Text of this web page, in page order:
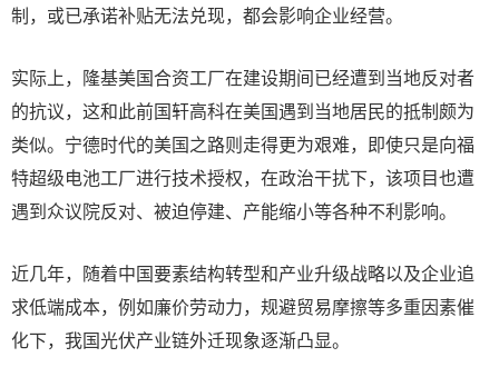
制，或已承诺补贴无法兑现，都会影响企业经营。
实际上，隆基美国合资工厂在建设期间已经遭到当地反对者
的抗议，这和此前国轩高科在美国遇到当地居民的抵制颇为
类似。宁德时代的美国之路则走得更为艰难，即使只是向福
特超级电池工厂进行技术授权，在政治干扰下，该项目也遭
遇到众议院反对、被迫停建、产能缩小等各种不利影响。
近几年，随着中国要素结构转型和产业升级战略以及企业追
求低端成本，例如廉价劳动力，规避贸易摩擦等多重因素催
化下，我国光伏产业链外迁现象逐渐凸显。